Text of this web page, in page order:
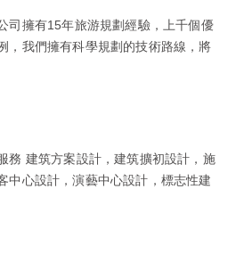
司擁有15年旅游規劃經驗，上千個優
，我們擁有科學規劃的技術路線，將
務 建筑方案設計，建筑擴初設計，施
中心設計，演藝中心設計，標志性建